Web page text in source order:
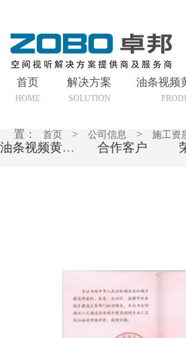
首页
HOME
解决方案
SOLUTION
油条视频
置： 首页 > 公司信息 > 施工资
油条视频黄片简介 合作客户